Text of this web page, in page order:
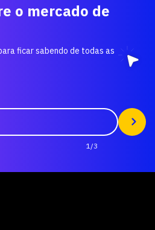
o mercado de
ficar sabendo de todas as
1/3